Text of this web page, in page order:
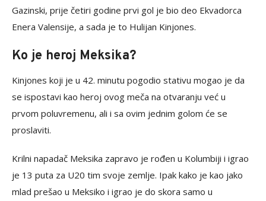
Gazinski, prije četiri godine prvi gol je bio deo Ekvadorca
Enera Valensije, a sada je to Hulijan Kinjones.
Ko je heroj Meksika?
Kinjones koji je u 42. minutu pogodio stativu mogao je da
se ispostavi kao heroj ovog meča na otvaranju već u
prvom poluvremenu, ali i sa ovim jednim golom će se
proslaviti.
Krilni napadač Meksika zapravo je rođen u Kolumbiji i igrao
je 13 puta za U20 tim svoje zemlje. Ipak kako je kao jako
mlad prešao u Meksiko i igrao je do skora samo u